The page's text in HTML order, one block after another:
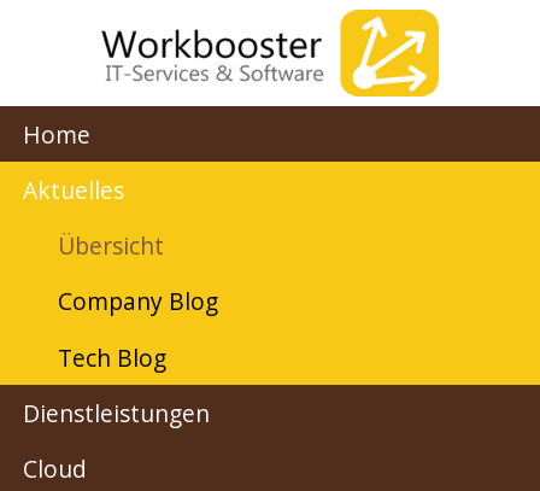
Home
Aktuelles
Übersicht
Company Blog
Tech Blog
Dienstleistungen
Cloud